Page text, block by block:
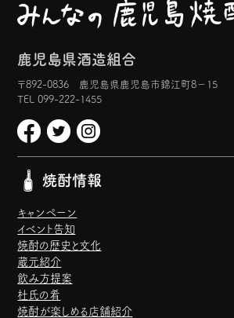
鹿児島県酒造組合
〒892-0836 鹿児島県鹿児島市錦江町8−15
TEL 099-222-1455
焼酎情報
キャンペーン
イベント告知
焼酎の歴史と文化
蔵元紹介
飲み方提案
杜氏の肴
焼酎が楽しめる店舗紹介